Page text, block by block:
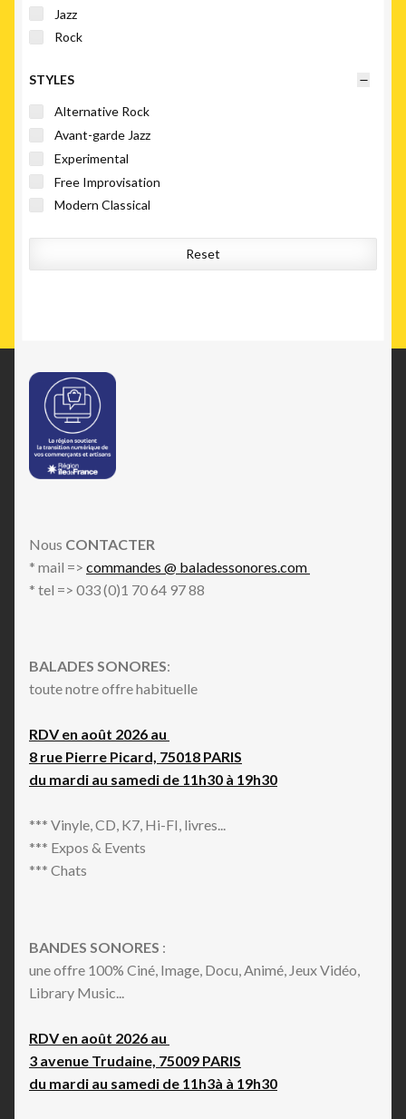
Jazz
Rock
STYLES
Alternative Rock
Avant-garde Jazz
Experimental
Free Improvisation
Modern Classical
Reset
Nous CONTACTER
* mail => commandes @ baladessonores.com
* tel => 033 (0)1 70 64 97 88
BALADES SONORES:
toute notre offre habituelle
RDV en août 2026 au
8 rue Pierre Picard, 75018 PARIS
du mardi au samedi de 11h30 à 19h30
*** Vinyle, CD, K7, Hi-FI, livres...
*** Expos & Events
*** Chats
BANDES SONORES :
une offre 100% Ciné, Image, Docu, Animé, Jeux Vidéo,
Library Music...
RDV en août 2026 au
3 avenue Trudaine, 75009 PARIS
du mardi au samedi de 11h3à à 19h30